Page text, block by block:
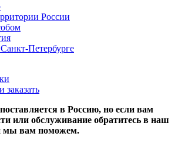
России
Петербурге
заказать
в Россию, но если вам
или обслуживание обратитесь в наш
мы вам поможем.